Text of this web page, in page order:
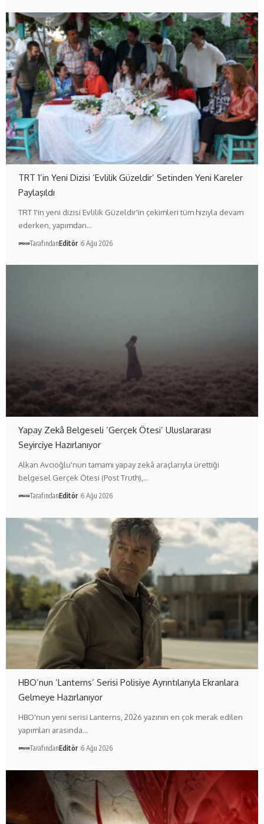
TRT 1’in Yeni Dizisi ‘Evlilik Güzeldir’ Setinden Yeni Kareler
Paylaşıldı
TRT 1'in yeni dizisi Evlilik Güzeldir'in çekimleri tüm hızıyla devam
ederken, yapımdan…
TarafındanEditör 6 Ağu 2026
Yapay Zekâ Belgeseli ‘Gerçek Ötesi’ Uluslararası
Seyirciye Hazırlanıyor
Alkan Avcıoğlu'nun tamamı yapay zekâ araçlarıyla ürettiği
belgesel Gerçek Ötesi (Post Truth),…
TarafındanEditör 6 Ağu 2026
HBO’nun ‘Lanterns’ Serisi Polisiye Ayrıntılarıyla Ekranlara
Gelmeye Hazırlanıyor
HBO'nun yeni serisi Lanterns, 2026 yazının en çok merak edilen
yapımları arasında…
TarafındanEditör 6 Ağu 2026